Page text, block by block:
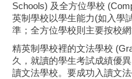
Schools) 及全方位學校
英制學校以學生能力(如入學
準；全方位學校則主要按校網
精英制學校裡的文法學校
久，就讀的學生考試成績優
讀文法學校。要成功入讀文